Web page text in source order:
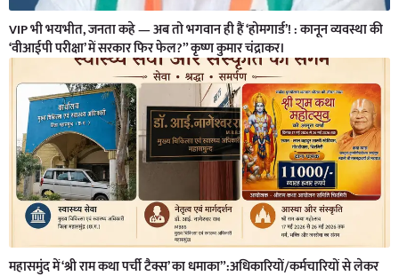
VIP भी भयभीत, जनता कहे — अब तो भगवान ही हैं ‘होमगार्ड’! : कानून व्यवस्था की
‘वीआईपी परीक्षा’ में सरकार फिर फेल?” कृष्ण कुमार चंद्राकर।
महासमुंद में ‘श्री राम कथा पर्ची टैक्स’ का धमाका”:अधिकारियों/कर्मचारियों से लेकर